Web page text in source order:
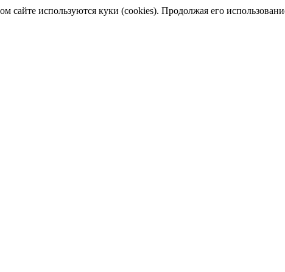
сайте используются куки (cookies). Продолжая его